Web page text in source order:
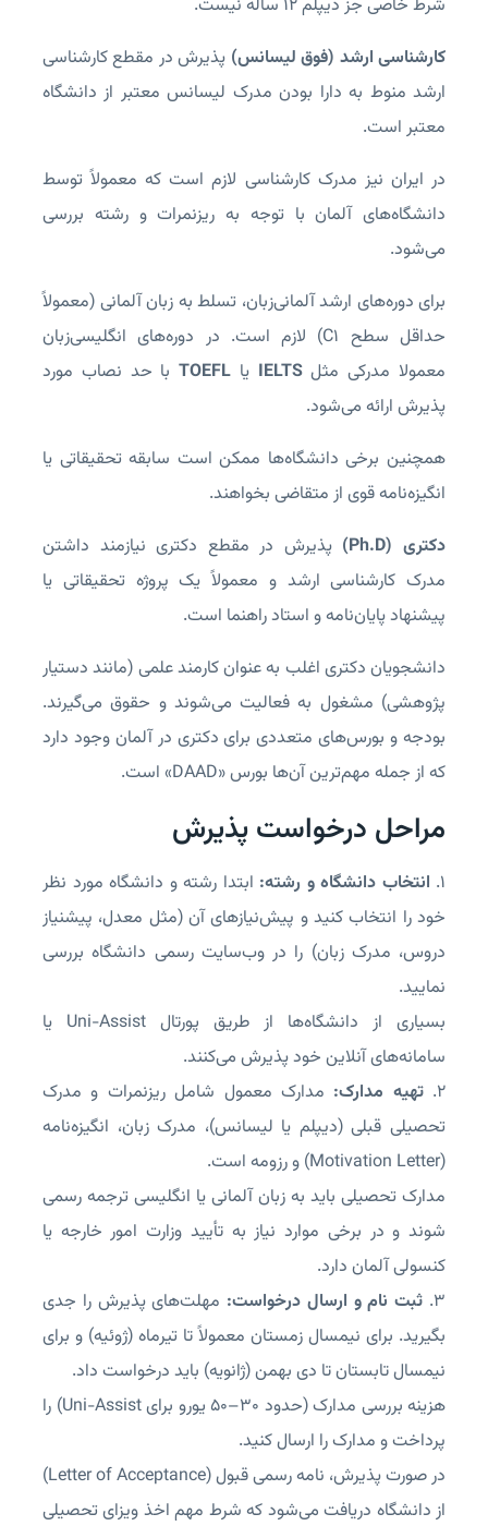
شرط خاصی جز دیپلم ۱۲ ساله نیست.
کارشناسی ارشد (فوق لیسانس) پذیرش در مقطع کارشناسی
ارشد منوط به دارا بودن مدرک لیسانس معتبر از دانشگاه
معتبر است.
در ایران نیز مدرک کارشناسی لازم است که معمولاً توسط
دانشگاه‌های آلمان با توجه به ریزنمرات و رشته بررسی
می‌شود.
برای دوره‌های ارشد آلمانی‌زبان، تسلط به زبان آلمانی (معمولاً
حداقل سطح C1) لازم است. در دوره‌های انگلیسی‌زبان
معمولا مدرکی مثلIELTS یا TOEFLبا حد نصاب مورد
پذیرش ارائه می‌شود.
همچنین برخی دانشگاه‌ها ممکن است سابقه تحقیقاتی یا
انگیزه‌نامه قوی از متقاضی بخواهند.
دکتری (Ph.D)
پذیرش در مقطع دکتری نیازمند داشتن
مدرک کارشناسی ارشد و معمولاً یک پروژه تحقیقاتی یا
پیشنهاد پایان‌نامه و استاد راهنما است.
دانشجویان دکتری اغلب به عنوان کارمند علمی (مانند دستیار
پژوهشی) مشغول به فعالیت می‌شوند و حقوق می‌گیرند.
بودجه و بورس‌های متعددی برای دکتری در آلمان وجود دارد
که از جمله مهم‌ترین آن‌ها بورس «DAAD» است.
مراحل درخواست پذیرش
۱. انتخاب دانشگاه و رشته: ابتدا رشته و دانشگاه مورد نظر
خود را انتخاب کنید و پیش‌نیازهای آن (مثل معدل، پیشنیاز
دروس، مدرک زبان) را در وب‌سایت رسمی دانشگاه بررسی
نمایید.
بسیاری از دانشگاه‌ها از طریق پورتال Uni-Assist یا
سامانه‌های آنلاین خود پذیرش می‌کنند.
۲. تهیه مدارک: مدارک معمول شامل ریزنمرات و مدرک
تحصیلی قبلی (دیپلم یا لیسانس)، مدرک زبان، انگیزه‌نامه
(Motivation Letter) و رزومه است.
مدارک تحصیلی باید به زبان آلمانی یا انگلیسی ترجمه رسمی
شوند و در برخی موارد نیاز به تأیید وزارت امور خارجه یا
کنسولی آلمان دارد.
۳. ثبت نام و ارسال درخواست: مهلت‌های پذیرش را جدی
بگیرید. برای نیمسال زمستان معمولاً تا تیرماه (ژوئیه) و برای
نیمسال تابستان تا دی بهمن (ژانویه) باید درخواست داد.
هزینه بررسی مدارک (حدود ۳۰–۵۰ یورو برای Uni-Assist) را
پرداخت و مدارک را ارسال کنید.
در صورت پذیرش، نامه رسمی قبول (Letter of Acceptance)
از دانشگاه دریافت می‌شود که شرط مهم اخذ ویزای تحصیلی